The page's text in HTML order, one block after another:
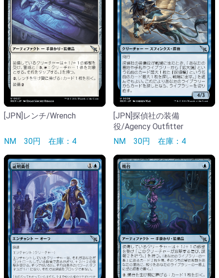
[JPN]レンチ/Wrench
NM 30円 在庫：4
[JPN]探偵社の装備
役/Agency Outfitter
NM 30円 在庫：4